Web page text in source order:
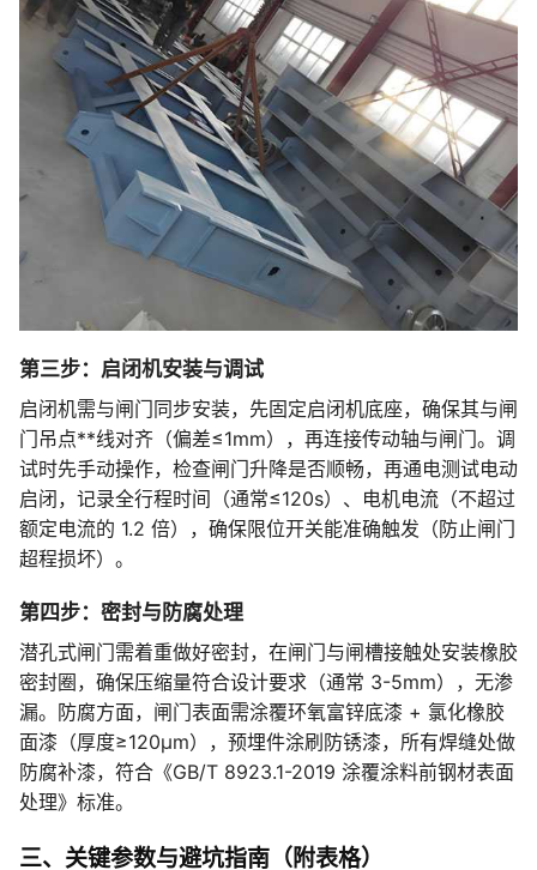
第三步：启闭机安装与调试
启闭机需与闸门同步安装，先固定启闭机底座，确保其与闸
门吊点**线对齐（偏差≤1mm），再连接传动轴与闸门。调
试时先手动操作，检查闸门升降是否顺畅，再通电测试电动
启闭，记录全行程时间（通常≤120s）、电机电流（不超过
额定电流的 1.2 倍），确保限位开关能准确触发（防止闸门
超程损坏）。
第四步：密封与防腐处理
潜孔式闸门需着重做好密封，在闸门与闸槽接触处安装橡胶
密封圈，确保压缩量符合设计要求（通常 3-5mm），无渗
漏。防腐方面，闸门表面需涂覆环氧富锌底漆 + 氯化橡胶
面漆（厚度≥120μm），预埋件涂刷防锈漆，所有焊缝处做
防腐补漆，符合《GB/T 8923.1-2019 涂覆涂料前钢材表面
处理》标准。
三、关键参数与避坑指南（附表格）